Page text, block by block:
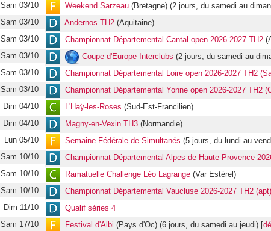
Sam 03/10
Weekend Sarzeau (Bretagne) (2 jours, du samedi au
Sam 03/10
Andernos TH2 (Aquitaine)
Sam 03/10
Championnat Départemental Cantal open 2026-2027 TH2
Sam 03/10
Coupe d'Europe Interclubs (2 jours, du samedi au
Sam 03/10
Championnat Départemental Loire open 2026-2027 TH2
Sam 03/10
Championnat Départemental Yonne open 2026-2027 TH2
Dim 04/10
L'Haÿ-les-Roses (Sud-Est-Francilien)
Dim 04/10
Magny-en-Vexin TH3 (Normandie)
Lun 05/10
Semaine Fédérale de Simultanés (5 jours, du lundi au
Sam 10/10
Championnat Départemental Alpes de Haute-Provence
Sam 10/10
Ramatuelle Challenge Léo Lagrange (Var Estérel)
Sam 10/10
Championnat Départemental Vaucluse 2026-2027 TH2 (apt)
Dim 11/10
Qualif séries 4
Sam 17/10
Festival d'Albi (Pays d'Oc) (6 jours, du samedi au jeudi) [